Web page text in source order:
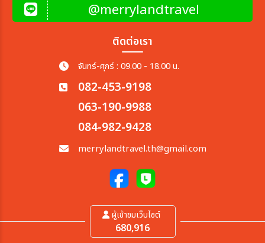
@merrylandtravel
ติดต่อเรา
จันทร์-ศุกร์ : 09.00 - 18.00 น.
082-453-9198
063-190-9988
084-982-9428
merrylandtravel.th@gmail.com
ผู้เข้าชมเว็บไซต์
680,916